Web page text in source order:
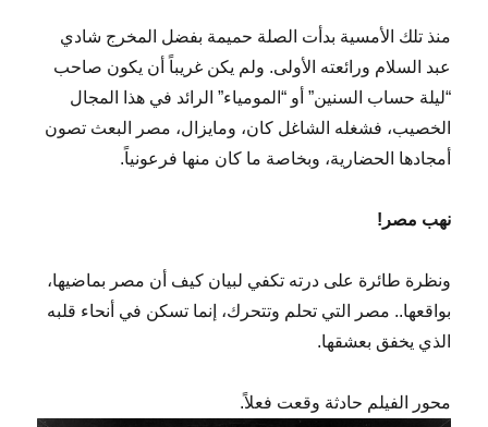
منذ تلك الأمسية بدأت الصلة حميمة بفضل المخرج شادي
عبد السلام ورائعته الأولى. ولم يكن غريباً أن يكون صاحب
“ليلة حساب السنين” أو “المومياء” الرائد في هذا المجال
الخصيب، فشغله الشاغل كان، ومايزال، مصر البعث تصون
أمجادها الحضارية، وبخاصة ما كان منها فرعونياً.
نهب مصر!
ونظرة طائرة على درته تكفي لبيان كيف أن مصر بماضيها،
بواقعها.. مصر التي تحلم وتتحرك، إنما تسكن في أنحاء قلبه
الذي يخفق بعشقها.
محور الفيلم حادثة وقعت فعلاً.